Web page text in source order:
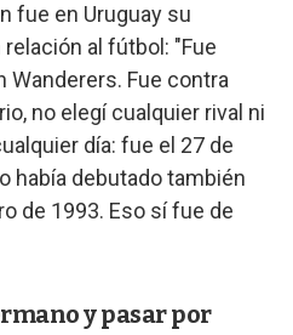
fue en Uruguay su
al fútbol: "Fue
Wanderers. Fue contra
no elegí cualquier rival ni
día: fue el 27 de
había debutado también
de 1993. Eso sí fue de
y pasar por